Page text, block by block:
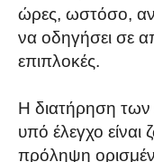
ώρες, ωστόσο, αν
να οδηγήσει σε
επιπλοκές.
Η διατήρηση
υπό έλεγχο είναι
πρόληψη